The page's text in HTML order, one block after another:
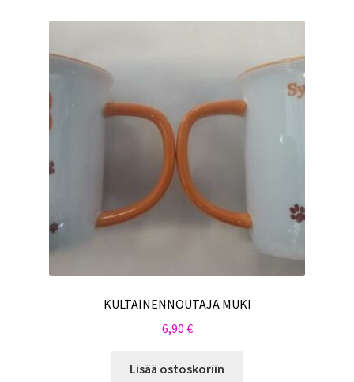
KULTAINENNOUTAJA MUKI
6,90 €
Lisää ostoskoriin